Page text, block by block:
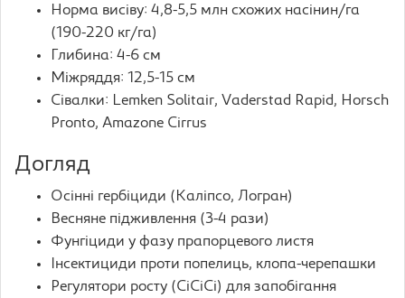
Норма висіву: 4,8-5,5 млн схожих насінин/га
(190-220 кг/га)
Глибина: 4-6 см
Міжряддя: 12,5-15 см
Сівалки: Lemken Solitair, Vaderstad Rapid, Horsch
Pronto, Amazone Cirrus
Догляд
Осінні гербіциди (Каліпсо, Логран)
Весняне підживлення (3-4 рази)
Фунгіциди у фазу прапорцевого листя
Інсектициди проти попелиць, клопа-черепашки
Регулятори росту (СіСіСі) для запобігання